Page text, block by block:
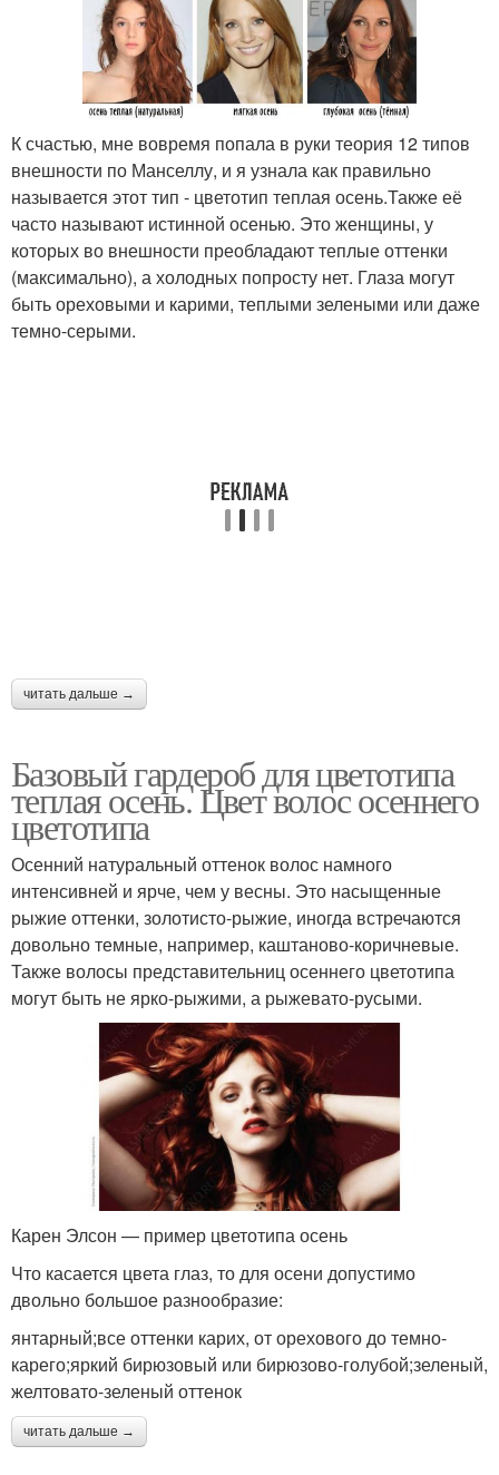
К счастью, мне вовремя попала в руки теория 12 типов
внешности по Манселлу, и я узнала как правильно
называется этот тип - цветотип теплая осень.Также её
часто называют истинной осенью. Это женщины, у
которых во внешности преобладают теплые оттенки
(максимально), а холодных попросту нет. Глаза могут
быть ореховыми и карими, теплыми зелеными или даже
темно-серыми.
читать дальше →
Базовый гардероб для цветотипа
теплая осень. Цвет волос осеннего
цветотипа
Осенний натуральный оттенок волос намного
интенсивней и ярче, чем у весны. Это насыщенные
рыжие оттенки, золотисто-рыжие, иногда встречаются
довольно темные, например, каштаново-коричневые.
Также волосы представительниц осеннего цветотипа
могут быть не ярко-рыжими, а рыжевато-русыми.
Карен Элсон — пример цветотипа осень
Что касается цвета глаз, то для осени допустимо
двольно большое разнообразие:
янтарный;все оттенки карих, от орехового до темно-
карего;яркий бирюзовый или бирюзово-голубой;зеленый,
желтовато-зеленый оттенок
читать дальше →